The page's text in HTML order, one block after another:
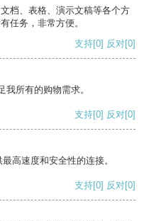
档、表格、演示文稿等各个方
任务，非常方便。
支持[0] 反对[0]
所有的购物需求。
支持[0] 反对[0]
高速度和安全性的连接。
支持[0] 反对[0]